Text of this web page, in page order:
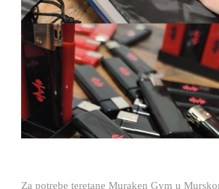
Za potrebe teretane Muraken Gym u